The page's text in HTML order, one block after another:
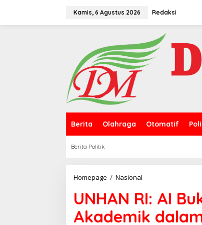
Kamis, 6 Agustus 2026 Redaksi
Berita Olahraga Otomatif
Berita Politik
Homepage / Nasional
H
A
N
R
UNHAN RI: AI
Akademik